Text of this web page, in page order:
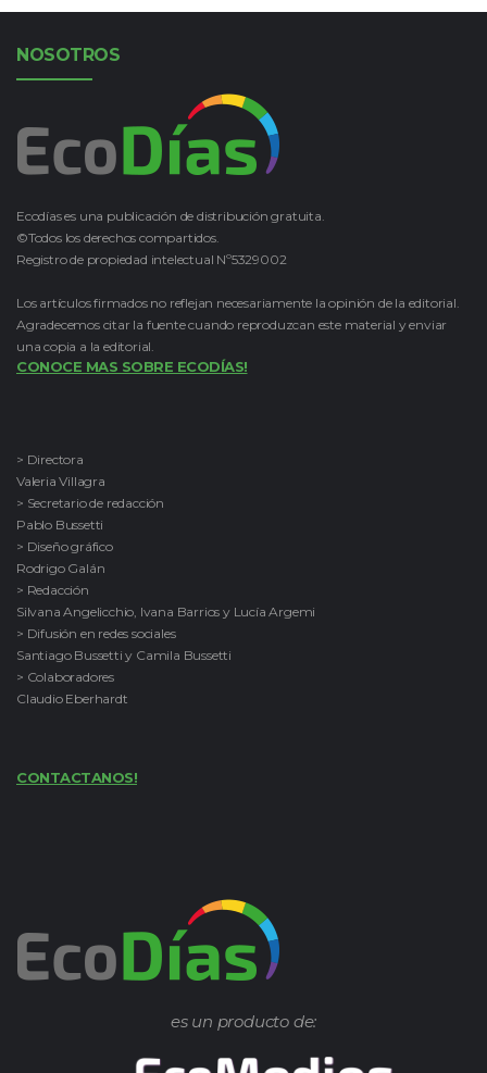
NOSOTROS
Ecodías es una publicación de distribución gratuita.
©Todos los derechos compartidos.
Registro de propiedad intelectual Nº5329002
Los artículos firmados no reflejan necesariamente la opinión de la editorial.
Agradecemos citar la fuente cuando reproduzcan este material y enviar
una copia a la editorial.
CONOCE MAS SOBRE ECODÍAS!
> Directora
Valeria Villagra
> Secretario de redacción
Pablo Bussetti
> Diseño gráfico
Rodrigo Galán
> Redacción
Silvana Angelicchio, Ivana Barrios y Lucía Argemi
> Difusión en redes sociales
Santiago Bussetti y Camila Bussetti
> Colaboradores
Claudio Eberhardt
CONTACTANOS!
es un producto de: